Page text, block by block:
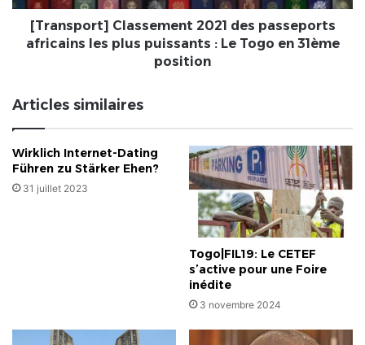
puissants
position
[Transport] Classement 2021 des passeports
africains les plus puissants : Le Togo en 31ème
position
Articles similaires
Wirklich Internet-Dating
Führen zu Stärker Ehen?
31 juillet 2023
Togo|FIL19: Le CETEF
s’active pour une Foire
inédite
3 novembre 2024